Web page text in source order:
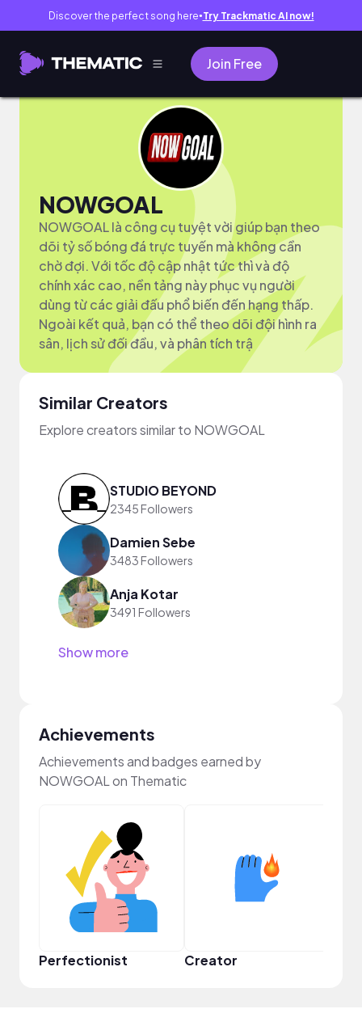
Discover the perfect song here● Try Trackmatic AI now!
Join Free
NOWGOAL
NOWGOAL là công cụ tuyệt vời giúp bạn theo
dõi tỷ số bóng đá trực tuyến mà không cần
chờ đợi. Với tốc độ cập nhật tức thì và độ
chính xác cao, nền tảng này phục vụ người
dùng từ các giải đấu phổ biến đến hạng thấp.
Ngoài kết quả, bạn có thể theo dõi đội hình ra
sân, lịch sử đối đầu, và phân tích trậ
Similar Creators
Explore creators similar to NOWGOAL
STUDIO BEYOND
2345 Followers
Damien Sebe
3483 Followers
Anja Kotar
3491 Followers
Show more
Achievements
Achievements and badges earned by
NOWGOAL on Thematic
Perfectionist Creator